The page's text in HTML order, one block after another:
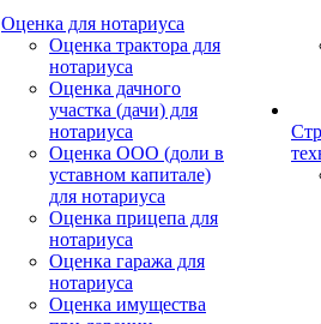
Оценка для нотариуса
Оценка трактора для
нотариуса
Оценка дачного
участка (дачи) для
нотариуса
Оценка ООО (доли в
уставном капитале)
для нотариуса
Оценка прицепа для
нотариуса
Оценка гаража для
нотариуса
Оценка имущества